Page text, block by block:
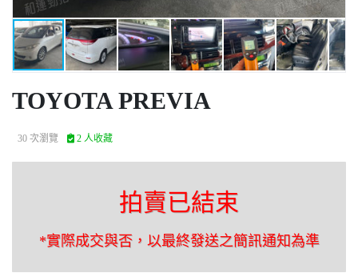
TOYOTA PREVIA
30 次瀏覽 2 人收藏
拍賣已結束
*實際成交與否，以最終發送之簡訊通知為準